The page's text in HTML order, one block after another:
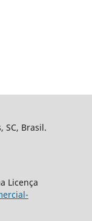
SC, Brasil.
Licença